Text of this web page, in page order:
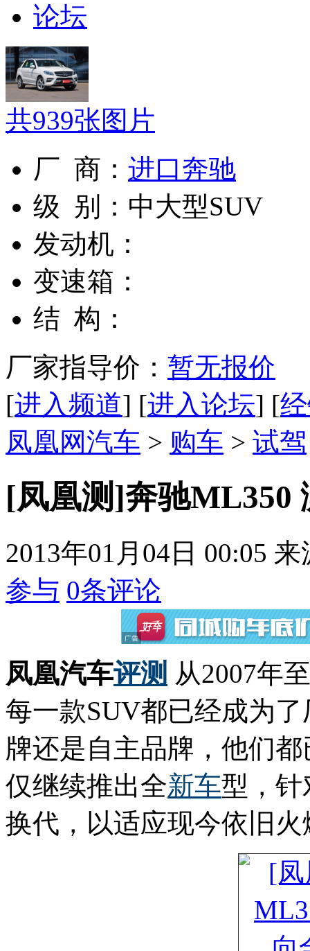
论坛
共939张图片
厂 商： 进口奔驰
级 别： 中大型SUV
发动机：
变速箱：
结 构：
厂家指导价： 暂无报价
[进入频道] [进入论坛] [
凤凰网汽车 > 购车 > 试驾
[凤凰测]奔驰ML350
2013年01月04日 00:05 来
参与 0条评论
凤凰汽车评测 从2007年
每一款SUV都已经成为
牌还是自主品牌，他们
仅继续推出全新车型，针
换代，以适应现今依旧